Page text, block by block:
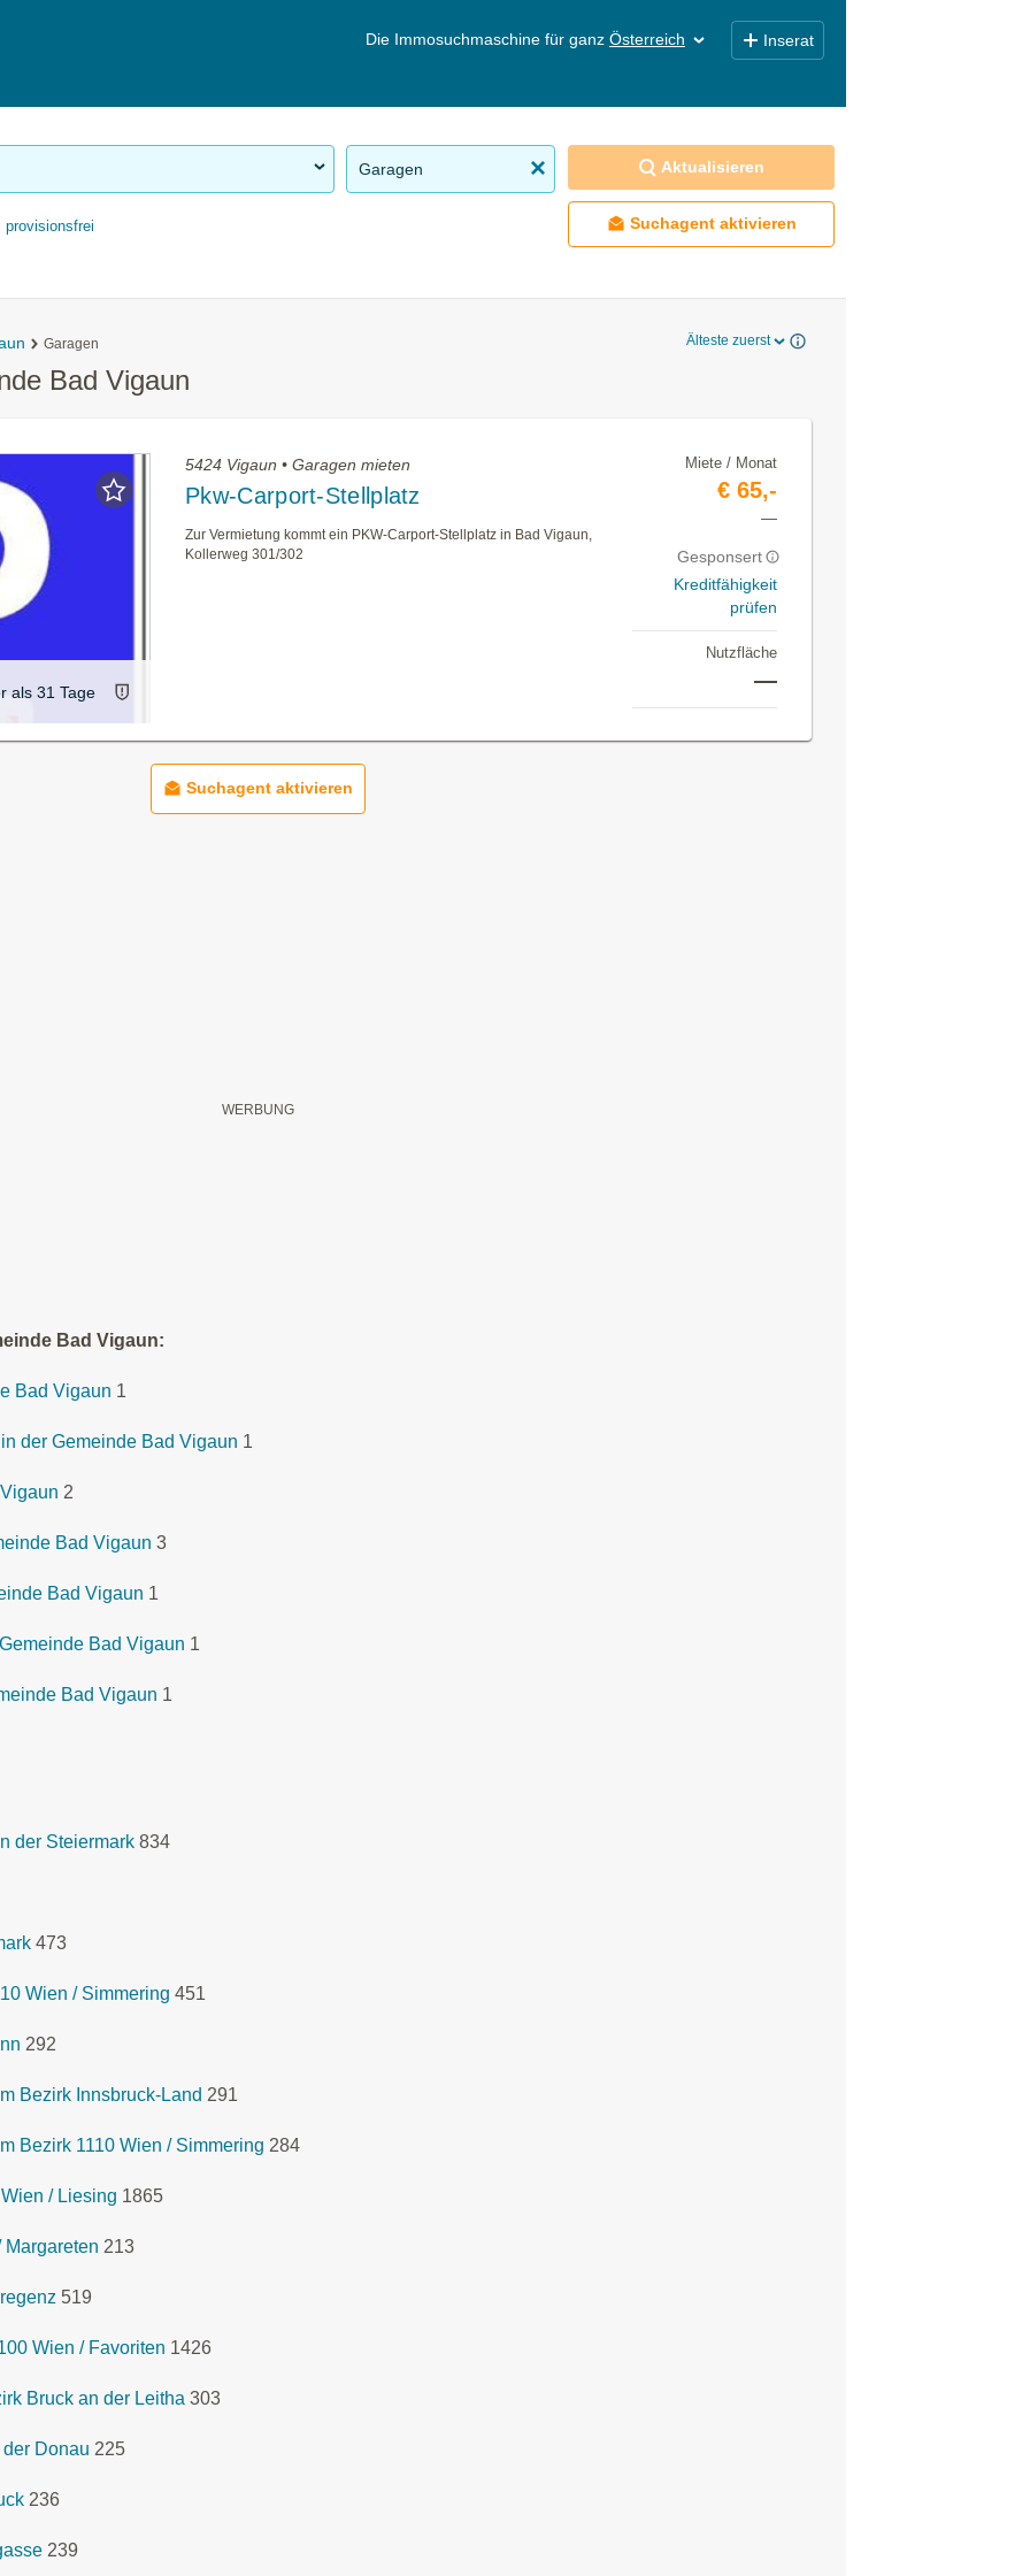
Die Immosuchmaschine für ganz Österreich Inserat
Garagen
provisionsfrei
Aktualisieren
Suchagent aktivieren
Garagen Älteste zuerst
Bad Vigaun
als 31 Tage
5424 Vigaun • Garagen mieten
Pkw-Carport-Stellplatz
Zur Vermietung kommt ein PKW-Carport-Stellplatz in Bad Vigaun,
Kollerweg 301/302
Miete / Monat
€ 65,-
—
Gesponsert
Kreditfähigkeit
prüfen
Nutzfläche
—
Suchagent aktivieren
Bad Vigaun:
Bad Vigaun 1
der Gemeinde Bad Vigaun 1
2
Bad Vigaun 3
Bad Vigaun 1
Bad Vigaun 1
Bad Vigaun 1
der Steiermark 834
473
Wien / Simmering 451
292
Bezirk Innsbruck-Land 291
Bezirk 1110 Wien / Simmering 284
/ Liesing 1865
213
519
Wien / Favoriten 1426
Bruck an der Leitha 303
Donau 225
236
239